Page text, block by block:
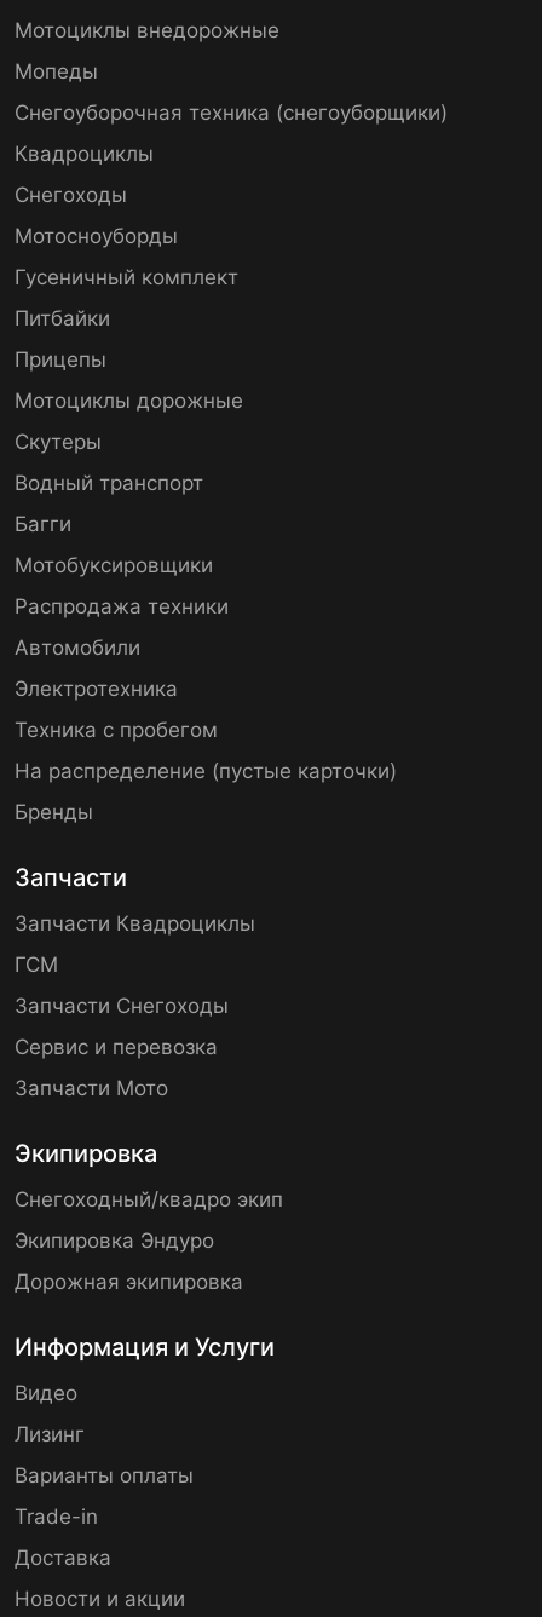
Мотоциклы внедорожные
Мопеды
Снегоуборочная техника (снегоуборщики)
Квадроциклы
Снегоходы
Мотосноуборды
Гусеничный комплект
Питбайки
Прицепы
Мотоциклы дорожные
Скутеры
Водный транспорт
Багги
Мотобуксировщики
Распродажа техники
Автомобили
Электротехника
Техника с пробегом
На распределение (пустые карточки)
Бренды
Запчасти
Запчасти Квадроциклы
ГСМ
Запчасти Снегоходы
Сервис и перевозка
Запчасти Мото
Экипировка
Снегоходный/квадро экип
Экипировка Эндуро
Дорожная экипировка
Информация и Услуги
Видео
Лизинг
Варианты оплаты
Trade-in
Доставка
Новости и акции